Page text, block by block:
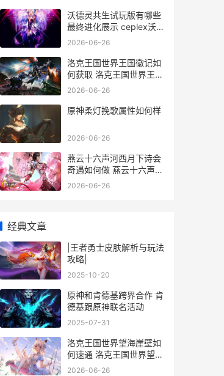
沃德灵共生试玩版有哪些
最终进化展示 ceplex沃德
的材料
2026-06-26
洛克王国世界王国徽记如
何获取 洛克王国世界王国
监狱怎么进
2026-06-26
原神柔灯挽歌属性如何样
2026-06-26
燕云十六声河西月下诗会
奇遇如何做 燕云十六声河
西地图
2026-06-26
经典文章
|王者勇士皮肤解析与玩法
攻略|
2025-10-20
原神和肯德基跨界合作 肯
德基跟原神联名活动
2025-07-31
洛克王国世界望海崖壁如
何速通 洛克王国世界望风
半岛
2026-06-26